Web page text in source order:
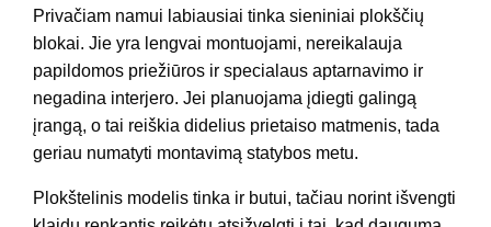
Privačiam namui labiausiai tinka sieniniai plokščių
blokai. Jie yra lengvai montuojami, nereikalauja
papildomos priežiūros ir specialaus aptarnavimo ir
negadina interjero. Jei planuojama įdiegti galingą
įrangą, o tai reiškia didelius prietaiso matmenis, tada
geriau numatyti montavimą statybos metu.
Plokštelinis modelis tinka ir butui, tačiau norint išvengti